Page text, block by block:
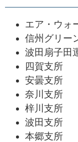
エア・ウォ
信州グリー
波田扇子田
四賀支所
安曇支所
奈川支所
梓川支所
波田支所
本郷支所